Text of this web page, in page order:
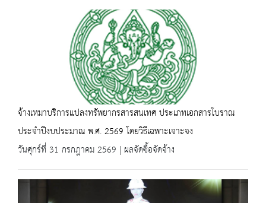
จ้างเหมาบริการแปลงทรัพยากรสารสนเทศ ประเภทเอกสารโบราณ
ประจำปีงบประมาณ พ.ศ. 2569 โดยวิธีเฉพาะเจาะจง
วันศุกร์ที่ 31 กรกฎาคม 2569 | ผลจัดซื้อจัดจ้าง